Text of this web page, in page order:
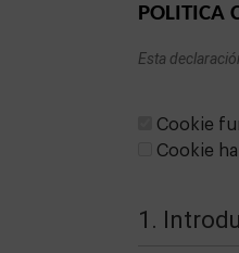
POLITICA
Esta
Cookie
Cookie
1.